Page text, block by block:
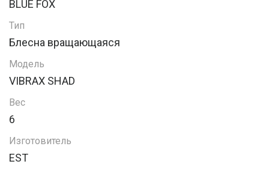
BLUE FOX
Тип
Блесна вращающаяся
Модель
VIBRAX SHAD
Вес
6
Изготовитель
EST